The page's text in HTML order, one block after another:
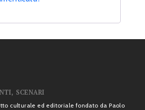
SCENARI
culturale ed editoriale fondato da Paolo